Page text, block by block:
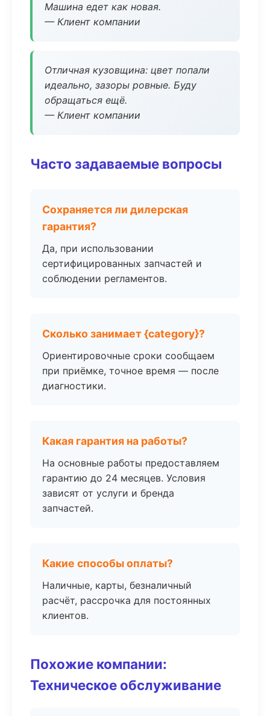
Машина едет как новая.
— Клиент компании
Отличная кузовщина: цвет попали
идеально, зазоры ровные. Буду
обращаться ещё.
— Клиент компании
Часто задаваемые вопросы
Сохраняется ли дилерская
гарантия?
Да, при использовании
сертифицированных запчастей и
соблюдении регламентов.
Сколько занимает {category}?
Ориентировочные сроки сообщаем
при приёмке, точное время — после
диагностики.
Какая гарантия на работы?
На основные работы предоставляем
гарантию до 24 месяцев. Условия
зависят от услуги и бренда
запчастей.
Какие способы оплаты?
Наличные, карты, безналичный
расчёт, рассрочка для постоянных
клиентов.
Похожие компании:
Техническое обслуживание